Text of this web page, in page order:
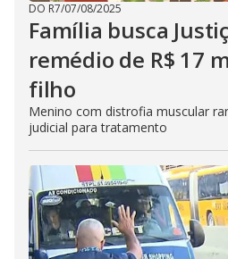
DO R7/07/08/2025
Família busca
remédio de R$ 17
filho
Menino com distrofia muscular
judicial para tratamento